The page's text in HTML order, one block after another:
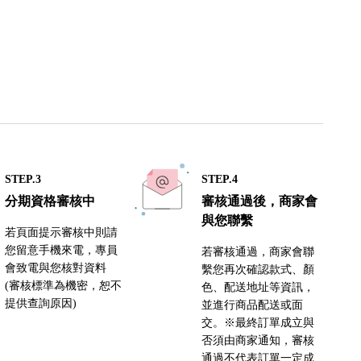
STEP.3
分期資格審核中
若頁面提示審核中則請
您留意手機來電，專員
會致電與您核對資料
(審核標準為機密，恕不
提供查詢原因)
STEP.4
審核通過後，商家會
與您聯繫
若審核通過，商家會聯
繫您再次確認款式、顏
色、配送地址等資訊，
並進行商品配送或面
交。※最終訂單成立與
否須由商家通知，審核
通過不代表訂單一定成